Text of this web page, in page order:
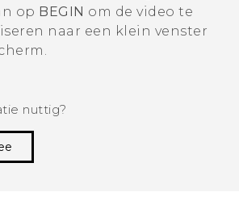
op BEGIN om de video te
naar een klein venster
nuttig?